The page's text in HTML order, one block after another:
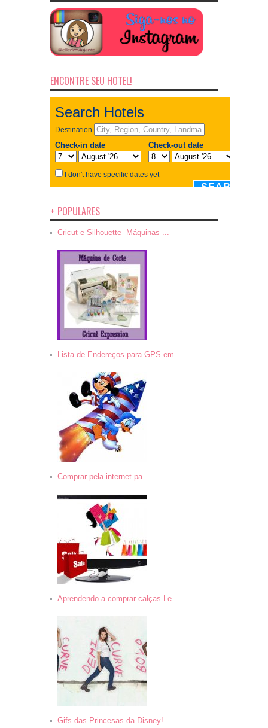
ENCONTRE SEU HOTEL!
+ POPULARES
Cricut e Silhouette- Máquinas ...
Lista de Endereços para GPS em...
Comprar pela internet pa...
Aprendendo a comprar calças Le...
Gifs das Princesas da Disney!